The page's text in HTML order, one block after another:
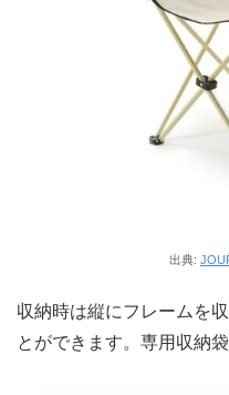
出典:
収納時は縦にフレームを
とができます。専用収納袋